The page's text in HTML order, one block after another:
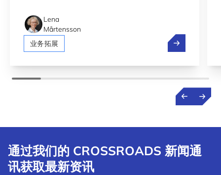
Lena
Mårtensson
业务拓展
Bolt、Pony.ai
通过我们的 CROSSROADS 新闻通
讯获取最新资讯